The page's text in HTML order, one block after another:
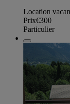
Location
Prix€300
Particulier